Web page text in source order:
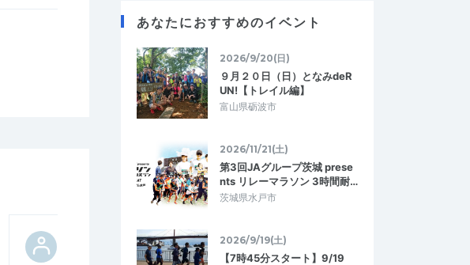
エロティカセブン
4.33 2026/07/27
あなたにおすすめのイベント
2026/9/20(日)
９月２０日（日）となみdeR
UN!【トレイル編】
富山県砺波市
2026/11/21(土)
第3回JAグループ茨城 prese
nts リレーマラソン 3時間耐…
茨城県水戸市
2026/9/19(土)
【7時45分スタート】9/19